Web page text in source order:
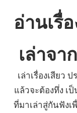
อ่านเรื่
เล่าจ
เล่าเรื่องเสียว
แล้วจะต้องทึ่ง เ
ที่มาเล่าสู่กันฟังเ